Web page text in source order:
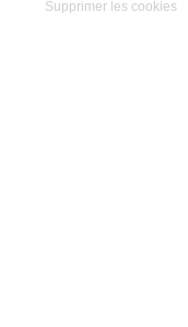
Supprimer les cookies